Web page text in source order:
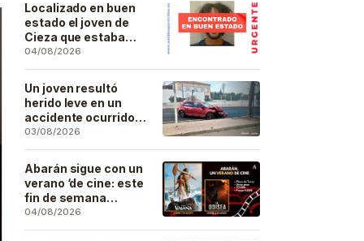
Localizado en buen
estado el joven de
Cieza que estaba
desaparecido desde
el pasado 29 de julio
04/08/2026
Un joven resultó
herido leve en un
accidente ocurrido
este lunes en la
barriada de San José
Artesano
03/08/2026
Abarán sigue con un
verano ‘de cine: este
fin de semana
Vaiana… y después,
La Odisea
04/08/2026